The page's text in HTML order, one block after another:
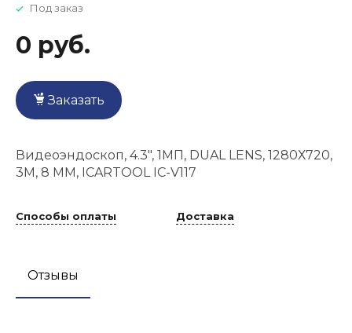
Под заказ
0 руб.
Заказать
Видеоэндоскоп, 4.3", 1МП, DUAL LENS, 1280Х720,
3М, 8 ММ, ICARTOOL IC-V117
Способы оплаты Доставка
Отзывы